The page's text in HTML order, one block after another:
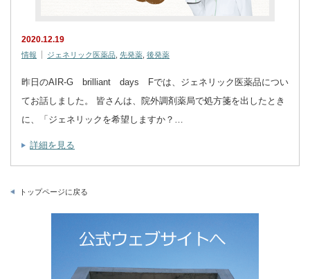
2020.12.19
情報 ジェネリック医薬品 先発薬 後発薬
昨日のAIR-G brilliant days Fでは、ジェネリック医薬品につい
てお話しました。 皆さんは、院外調剤薬局で処方箋を出したとき
に、「ジェネリックを希望しますか？…
詳細を見る
トップページに戻る